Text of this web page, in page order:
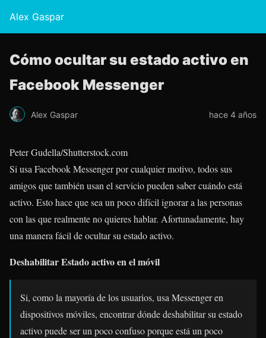
Alex Gaspar
Cómo ocultar su estado activo en
Facebook Messenger
Alex Gaspar hace 4 años
Peter Gudella/Shutterstock.com
Si usa Facebook Messenger por cualquier motivo, todos sus
amigos que también usan el servicio pueden saber cuándo está
activo. Esto hace que sea un poco difícil ignorar a las personas
con las que realmente no quieres hablar. Afortunadamente, hay
una manera fácil de ocultar su estado activo.
Deshabilitar Estado activo en el móvil
Si, como la mayoría de los usuarios, usa Messenger en
dispositivos móviles, encontrar dónde deshabilitar su estado
activo puede ser un poco confuso porque está un poco